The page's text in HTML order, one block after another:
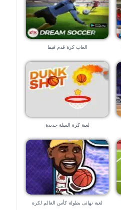
العاب كرة قدم فيفا
لعبة كرة السلة جديدة
لعبة نهائى بطولة كأس العالم لكرة